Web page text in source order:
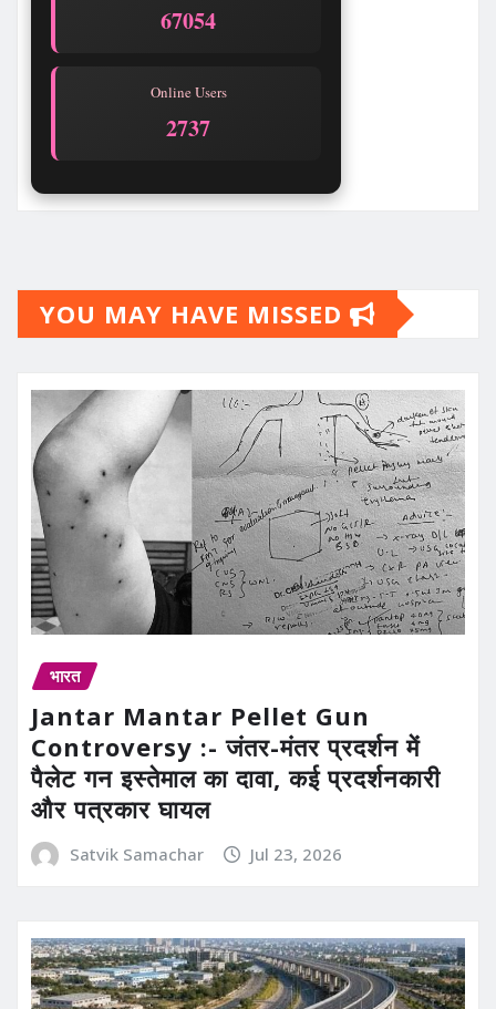
67057
Online Users
2737
YOU MAY HAVE MISSED
भारत
Jantar Mantar Pellet Gun
Controversy :- जंतर-मंतर प्रदर्शन में
पैलेट गन इस्तेमाल का दावा, कई प्रदर्शनकारी
और पत्रकार घायल
Satvik Samachar Jul 23, 2026